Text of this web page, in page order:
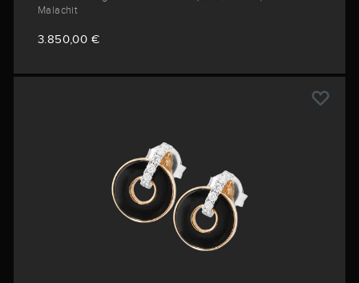
Malachit
3.850,00 €